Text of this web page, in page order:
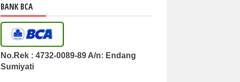
BANK BCA
No.Rek : 4732-0089-89 A/n: Endang
Sumiyati